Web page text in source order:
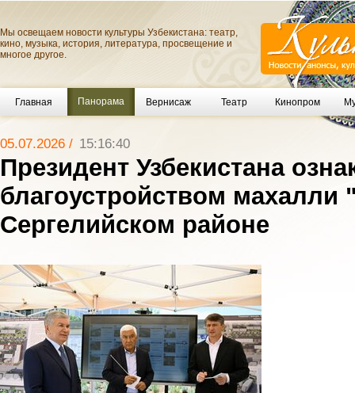
Мы освещаем новости культуры Узбекистана: театр,
кино, музыка, история, литература, просвещение и
многое другое.
Главная Панорама Вернисаж Театр Кинопром
05.07.2026 / 15:16:40
Президент Узбекистана
благоустройством махалли
Сергелийском районе